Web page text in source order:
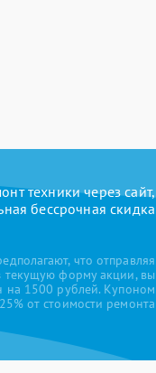
техники через сайт,
бессрочная скидка
что отправляя
текущую форму акции, вы
на 1500 рублей. Купоном
от стоимости ремонта